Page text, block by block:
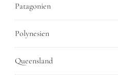
Patagonien
Polynesien
Queensland